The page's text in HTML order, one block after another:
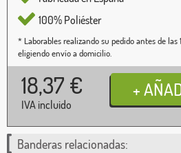
100% Poliéster
* Laborables realizando su pedido antes de
eligiendo envío a domicilio.
18,37 €
IVA incluido
Banderas relacionadas: